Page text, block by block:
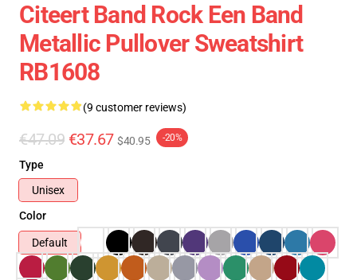
Citeert Band Rock Een Band
Metallic Pullover Sweatshirt
RB1608
(9 customer reviews)
€47.09 €37.67 $40.95 -20%
Type
Unisex
Color
Default